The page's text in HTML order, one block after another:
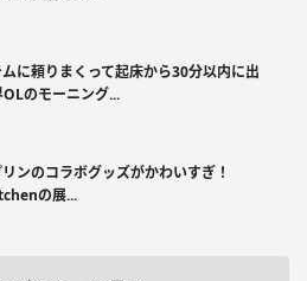
に頼りまくって起床から30分以内に出
のモーニング...
ンのコラボグッズがかわいすぎ！
の展...